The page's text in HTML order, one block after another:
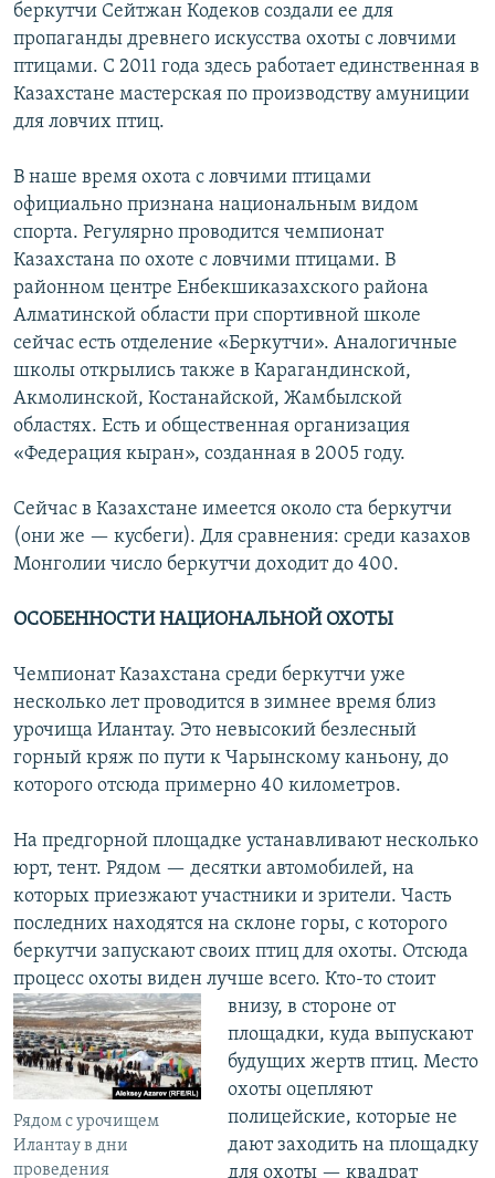
беркутчи Сейтжан Кодеков создали ее для
пропаганды древнего искусства охоты с ловчими
птицами. С 2011 года здесь работает единственная в
Казахстане мастерская по производству амуниции
для ловчих птиц.
В наше время охота с ловчими птицами
официально признана национальным видом
спорта. Регулярно проводится чемпионат
Казахстана по охоте с ловчими птицами. В
районном центре Енбекшиказахского района
Алматинской области при спортивной школе
сейчас есть отделение «Беркутчи». Аналогичные
школы открылись также в Карагандинской,
Акмолинской, Костанайской, Жамбылской
областях. Есть и общественная организация
«Федерация кыран», созданная в 2005 году.
Сейчас в Казахстане имеется около ста беркутчи
(они же — кусбеги). Для сравнения: среди казахов
Монголии число беркутчи доходит до 400.
ОСОБЕННОСТИ НАЦИОНАЛЬНОЙ ОХОТЫ
Чемпионат Казахстана среди беркутчи уже
несколько лет проводится в зимнее время близ
урочища Илантау. Это невысокий безлесный
горный кряж по пути к Чарынскому каньону, до
которого отсюда примерно 40 километров.
На предгорной площадке устанавливают несколько
юрт, тент. Рядом — десятки автомобилей, на
которых приезжают участники и зрители. Часть
последних находятся на склоне горы, с которого
беркутчи запускают своих птиц для охоты. Отсюда
процесс охоты виден лучше всего. Кто-то стоит
внизу, в стороне от
Рядом с урочищем
Илантау в дни
проведения
площадки, куда выпускают
будущих жертв птиц. Место
охоты оцепляют
полицейские, которые не
дают заходить на площадку
для охоты — квадрат